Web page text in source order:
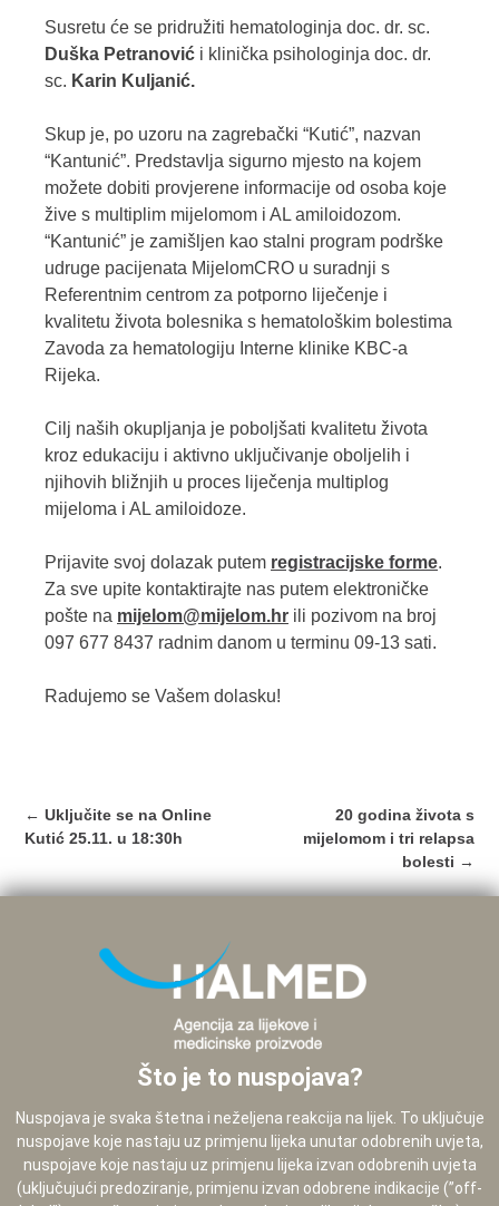
Susretu će se pridružiti hematologinja doc. dr. sc.
Duška Petranović i klinička psihologinja doc. dr.
sc. Karin Kuljanić.
Skup je, po uzoru na zagrebački “Kutić”, nazvan
“Kantunić”. Predstavlja sigurno mjesto na kojem
možete dobiti provjerene informacije od osoba koje
žive s multiplim mijelomom i AL amiloidozom.
“Kantunić” je zamišljen kao stalni program podrške
udruge pacijenata MijelomCRO u suradnji s
Referentnim centrom za potporno liječenje i
kvalitetu života bolesnika s hematološkim bolestima
Zavoda za hematologiju Interne klinike KBC-a
Rijeka.
Cilj naših okupljanja je poboljšati kvalitetu života
kroz edukaciju i aktivno uključivanje oboljelih i
njihovih bližnjih u proces liječenja multiplog
mijeloma i AL amiloidoze.
Prijavite svoj dolazak putem registracijske forme.
Za sve upite kontaktirajte nas putem elektroničke
pošte na mijelom@mijelom.hr ili pozivom na broj
097 677 8437 radnim danom u terminu 09-13 sati.
Radujemo se Vašem dolasku!
Post
navigation
← Uključite se na Online
Kutić 25.11. u 18:30h
20 godina života s
mijelomom i tri relapsa
bolesti →
Što je to nuspojava?
Nuspojava je svaka štetna i neželjena reakcija na lijek. To uključuje
nuspojave koje nastaju uz primjenu lijeka unutar odobrenih uvjeta,
nuspojave koje nastaju uz primjenu lijeka izvan odobrenih uvjeta
(uključujući predoziranje, primjenu izvan odobrene indikacije (”off-